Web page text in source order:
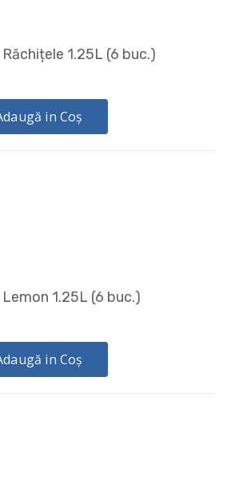
1.25L (6 buc.)
in Coș
1.25L (6 buc.)
in Coș